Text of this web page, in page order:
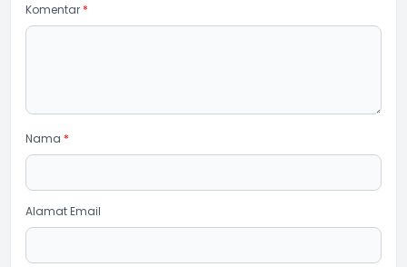
Komentar *
Nama *
Alamat Email